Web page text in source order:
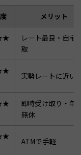
メリット
レート最良・自宅
取
実勢レートに近い
即時受け取り・年
無休
ATMで手軽